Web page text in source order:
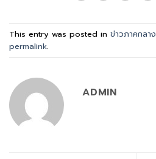
This entry was posted in ข่าวภาคกลาง
permalink.
ADMIN